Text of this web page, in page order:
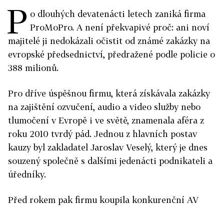
P o dlouhých devatenácti letech zaniká firma
ProMoPro. A není překvapivé proč: ani noví
majitelé ji nedokázali očistit od známé zakázky na
evropské předsednictví, předražené podle policie o
388 milionů.
Pro dříve úspěšnou firmu, která získávala zakázky
na zajištění ozvučení, audio a video služby nebo
tlumočení v Evropě i ve světě, znamenala aféra z
roku 2010 tvrdý pád. Jednou z hlavních postav
kauzy byl zakladatel Jaroslav Veselý, který je dnes
souzený společně s dalšími jedenácti podnikateli a
úředníky.
Před rokem pak firmu koupila konkurenční AV